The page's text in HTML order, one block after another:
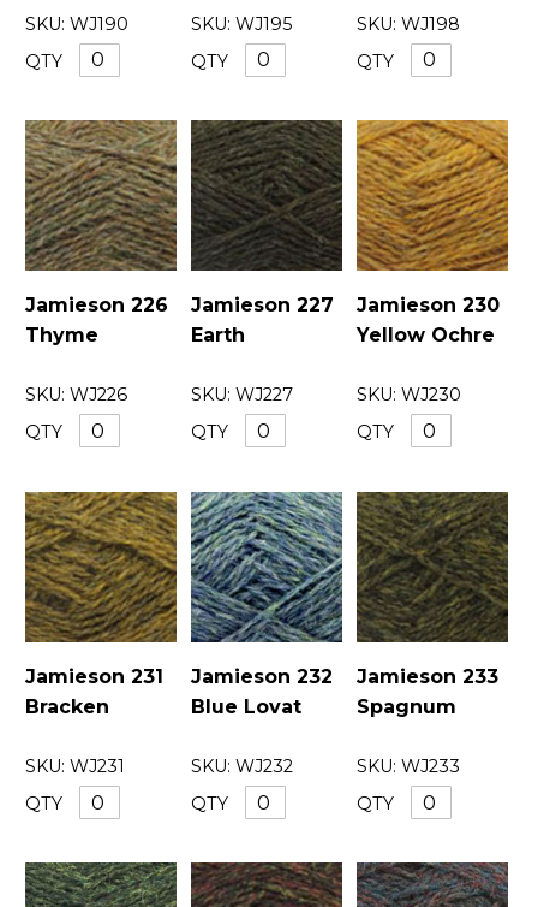
SKU: WJ190
QTY
SKU: WJ195
QTY
SKU: WJ198
QTY
Jamieson 226
Thyme
SKU: WJ226
QTY
Jamieson 227
Earth
SKU: WJ227
QTY
Jamieson 230
Yellow Ochre
SKU: WJ230
QTY
Jamieson 231
Bracken
SKU: WJ231
QTY
Jamieson 232
Blue Lovat
SKU: WJ232
QTY
Jamieson 233
Spagnum
SKU: WJ233
QTY